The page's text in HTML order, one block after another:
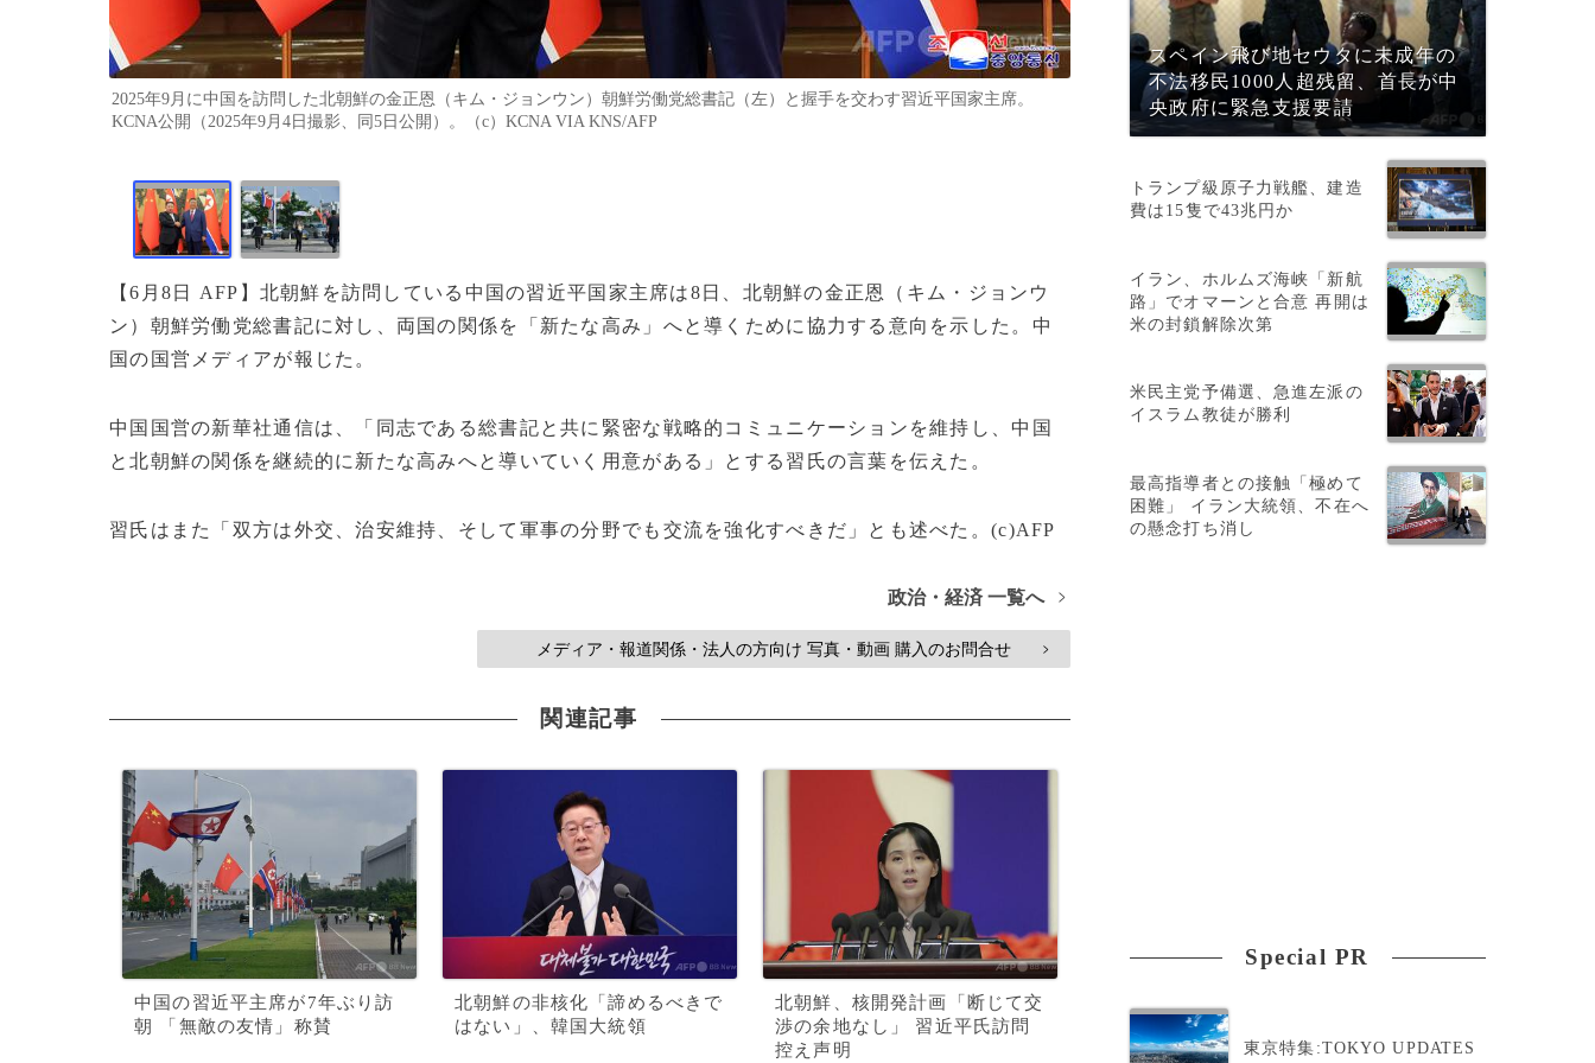
2025年9月に中国を訪問した北朝鮮の金正恩（キム・ジョンウン）朝鮮労働党総書記（左）と握手を交わす習近平国家主席。
KCNA公開（2025年9月4日撮影、同5日公開）。（c）KCNA VIA KNS/AFP
【6月8日 AFP】北朝鮮を訪問している中国の習近平国家主席は8日、北朝鮮の金正恩（キム・ジョンウ
ン）朝鮮労働党総書記に対し、両国の関係を「新たな高み」へと導くために協力する意向を示した。中
国の国営メディアが報じた。
中国国営の新華社通信は、「同志である総書記と共に緊密な戦略的コミュニケーションを維持し、中国
と北朝鮮の関係を継続的に新たな高みへと導いていく用意がある」とする習氏の言葉を伝えた。
習氏はまた「双方は外交、治安維持、そして軍事の分野でも交流を強化すべきだ」とも述べた。(c)AFP
政治・経済 一覧へ >
メディア・報道関係・法人の方向け 写真・動画 購入のお問合せ >
関連記事
中国の習近平主席が7年ぶり訪
朝 「無敵の友情」称賛
北朝鮮の非核化「諦めるべきで
はない」、韓国大統領
北朝鮮、核開発計画「断じて交
渉の余地なし」 習近平氏訪問
控え声明
スペイン飛び地セウタに未成年の
不法移民1000人超残留、首長が中
央政府に緊急支援要請
トランプ級原子力戦艦、建造
費は15隻で43兆円か
イラン、ホルムズ海峡「新航
路」でオマーンと合意 再開は
米の封鎖解除次第
米民主党予備選、急進左派の
イスラム教徒が勝利
最高指導者との接触「極めて
困難」 イラン大統領、不在へ
の懸念打ち消し
Special PR
東京特集:TOKYO UPDATES